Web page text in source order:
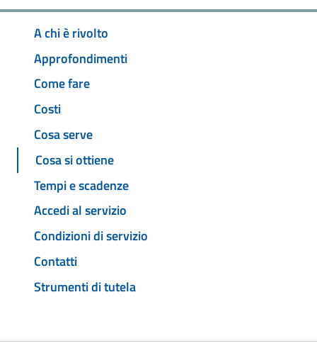
A chi è rivolto
Approfondimenti
Come fare
Costi
Cosa serve
Cosa si ottiene
Tempi e scadenze
Accedi al servizio
Condizioni di servizio
Contatti
Strumenti di tutela